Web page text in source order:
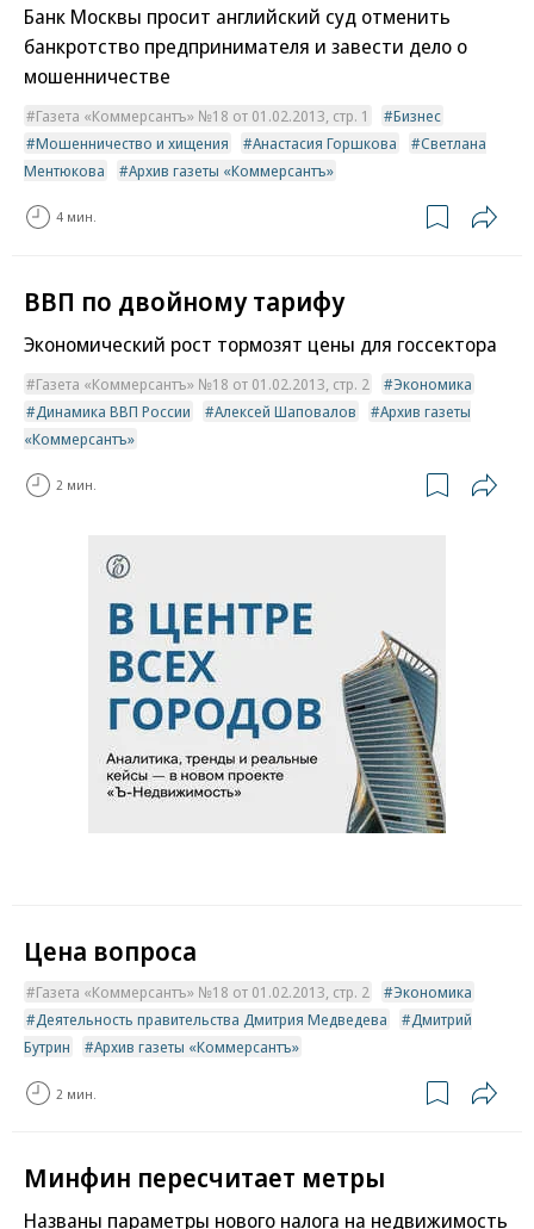
Банк Москвы просит английский суд отменить
банкротство предпринимателя и завести дело о
мошенничестве
Газета «Коммерсантъ» №18 от 01.02.2013, стр. 1
Бизнес
Мошенничество и хищения
Анастасия Горшкова
Светлана
Ментюкова
Архив газеты «Коммерсантъ»
4 мин.
ВВП по двойному тарифу
Экономический рост тормозят цены для госсектора
Газета «Коммерсантъ» №18 от 01.02.2013, стр. 2
Экономика
Динамика ВВП России
Алексей Шаповалов
Архив газеты
«Коммерсантъ»
2 мин.
Цена вопроса
Газета «Коммерсантъ» №18 от 01.02.2013, стр. 2
Экономика
Деятельность правительства Дмитрия Медведева
Дмитрий
Бутрин
Архив газеты «Коммерсантъ»
2 мин.
Минфин пересчитает метры
Названы параметры нового налога на недвижимость